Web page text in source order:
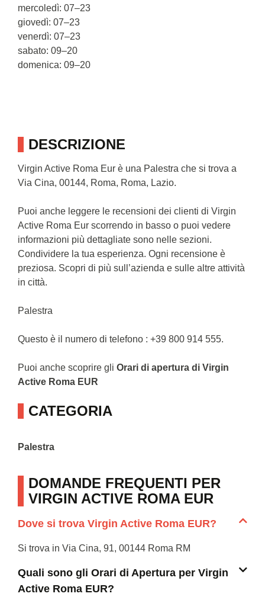
DESCRIZIONE
Virgin Active Roma Eur è una Palestra che si trova a
Via Cina, 00144, Roma, Roma, Lazio.
Puoi anche leggere le recensioni dei clienti di Virgin
Active Roma Eur scorrendo in basso o puoi vedere
informazioni più dettagliate sono nelle sezioni.
Condividere la tua esperienza. Ogni recensione è
preziosa. Scopri di più sull’azienda e sulle altre attività
in città.
Palestra
Questo è il numero di telefono : +39 800 914 555.
Puoi anche scoprire gli Orari di apertura di Virgin
Active Roma EUR
CATEGORIA
Palestra
DOMANDE FREQUENTI PER
VIRGIN ACTIVE ROMA EUR
Dove si trova Virgin Active Roma EUR?
Si trova in Via Cina, 91, 00144 Roma RM
Quali sono gli Orari di Apertura per Virgin
Active Roma EUR?
mercoledì: 07–23
giovedì: 07–23
venerdì: 07–23
sabato: 09–20
domenica: 09–20